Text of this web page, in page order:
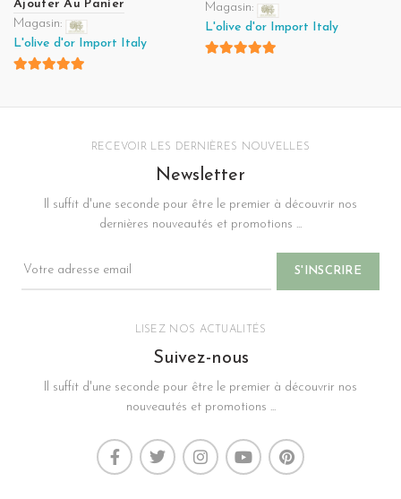
Ajouter Au Panier
Magasin:
L'olive d'or Import Italy
Magasin:
L'olive d'or Import Italy
RECEVOIR LES DERNIÈRES NOUVELLES
Newsletter
Il suffit d'une seconde pour être le premier à découvrir nos
dernières nouveautés et promotions ...
LISEZ NOS ACTUALITÉS
Suivez-nous
Il suffit d'une seconde pour être le premier à découvrir nos
nouveautés et promotions ...